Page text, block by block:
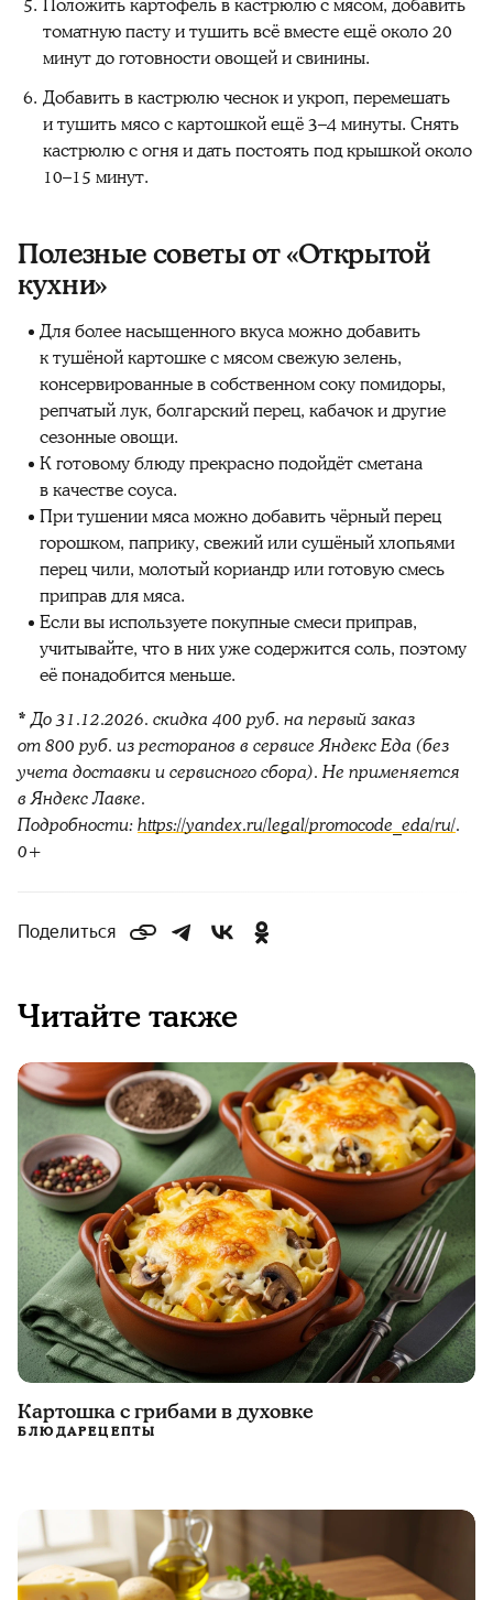
томатную пасту и тушить всё вместе ещё около 20
минут до готовности овощей и свинины.
Добавить в кастрюлю чеснок и укроп, перемешать
и тушить мясо с картошкой ещё 3–4 минуты. Снять
кастрюлю с огня и дать постоять под крышкой около
10–15 минут.
Полезные советы от «Открытой
кухни»
Для более насыщенного вкуса можно добавить
к тушёной картошке с мясом свежую зелень,
консервированные в собственном соку помидоры,
репчатый лук, болгарский перец, кабачок и другие
сезонные овощи.
К готовому блюду прекрасно подойдёт сметана
в качестве соуса.
При тушении мяса можно добавить чёрный перец
горошком, паприку, свежий или сушёный хлопьями
перец чили, молотый кориандр или готовую смесь
приправ для мяса.
Если вы используете покупные смеси приправ,
учитывайте, что в них уже содержится соль, поэтому
её понадобится меньше.
* До 31.12.2026. скидка 400 руб. на первый заказ
от 800 руб. из ресторанов в сервисе Яндекс Еда (без
учета доставки и сервисного сбора). Не применяется
в Яндекс Лавке.
Подробности:https://yandex.ru/legal/promocode_eda/ru/.
0+
Поделиться
Читайте также
Картошка с грибами в духовке
БЛЮДАРЕЦЕПТЫ